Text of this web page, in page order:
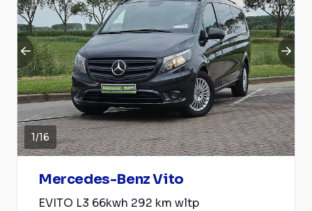
1/16
Mercedes-Benz Vito
EVITO L3 66kwh 292 km wltp